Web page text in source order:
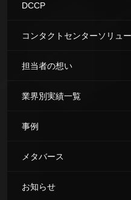
DCCP
コンタクトセンターソリュ
担当者の想い
業界別実績一覧
事例
メタバース
お知らせ